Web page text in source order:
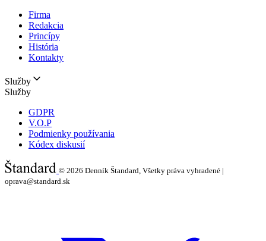
Firma
Redakcia
Princípy
História
Kontakty
Služby
Služby
GDPR
V.O.P
Podmienky používania
Kódex diskusií
© 2026 Denník Štandard, Všetky práva vyhradené |
oprava@standard.sk